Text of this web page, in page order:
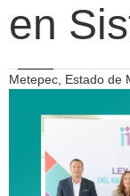
en
Metepec, Estado de